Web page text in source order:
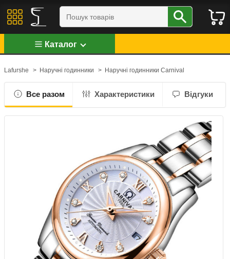
Каталог
Lafurshe > Наручні годинники > Наручні годинники Carnival
Все разом Характеристики Відгуки